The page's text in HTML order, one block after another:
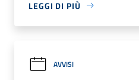
LEGGI DI PIÙ
AVVISI